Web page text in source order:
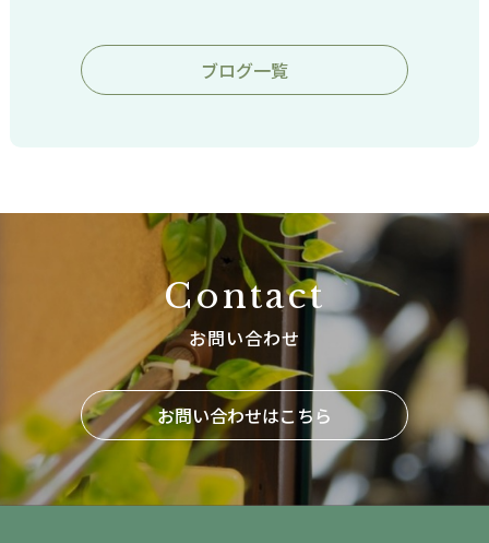
ブログ一覧
Contact
お問い合わせ
お問い合わせはこちら